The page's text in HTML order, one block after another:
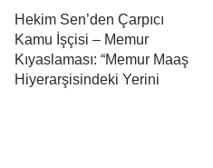
Hekim Sen’den Çarpıcı
Kamu İşçisi – Memur
Kıyaslaması: “Memur Maaş
Hiyerarşisindeki Yerini